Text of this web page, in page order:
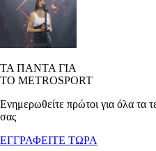
ΤΑ ΠΑΝΤΑ ΓΙΑ
ΤΟ METROSPORT
Ενημερωθείτε πρώτοι για όλα τα
σας
ΕΓΓΡΑΦΕΙΤΕ ΤΩΡΑ